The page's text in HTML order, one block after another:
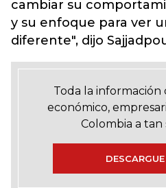
cambiar su
y su enfoque para ver
diferente", dijo
Toda la
económico,
Colombia a